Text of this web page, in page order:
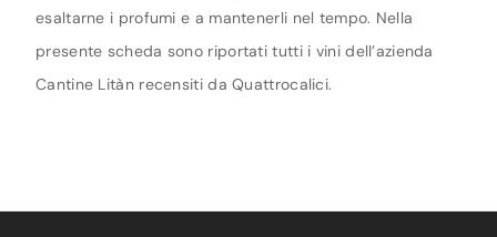
esaltarne i profumi e a mantenerli nel tempo. Nella
presente scheda sono riportati tutti i vini dell’azienda
Cantine Litàn recensiti da Quattrocalici.